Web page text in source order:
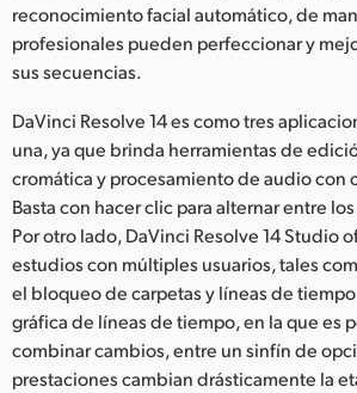
Sweden
Chinese Taipei
Turkey
UAE
Ukraine
United Kingdom
United States
reconocimiento facial automático, de
profesionales pueden perfeccionar y
sus secuencias.
DaVinci Resolve 14 es como tres
una, ya que brinda herramientas de
cromática y procesamiento de audio con
Basta con hacer clic para alternar entre
Por otro lado, DaVinci Resolve 14 Studio
estudios con múltiples usuarios, tales
el bloqueo de carpetas y líneas de
gráfica de líneas de tiempo, en la que es
combinar cambios, entre un sinfín de
prestaciones cambian drásticamente la